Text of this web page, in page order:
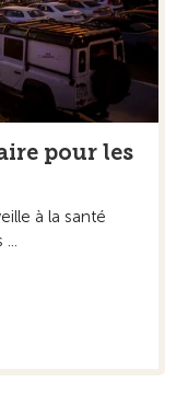
pour les
à la santé